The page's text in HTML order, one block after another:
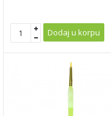
Dodaj u korpu